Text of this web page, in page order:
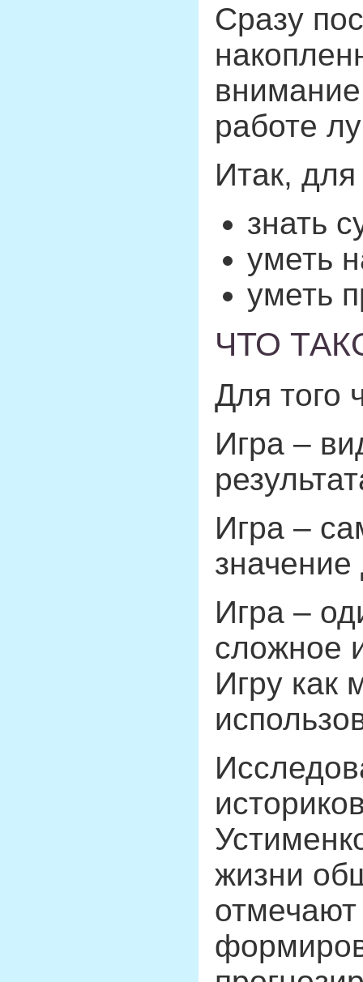
Сразу
работе
Итак,
знать
уметь
уметь
ЧТО
Для того
Игра –
Игра –
значение
Игра –
сложное
Игру как
жизни